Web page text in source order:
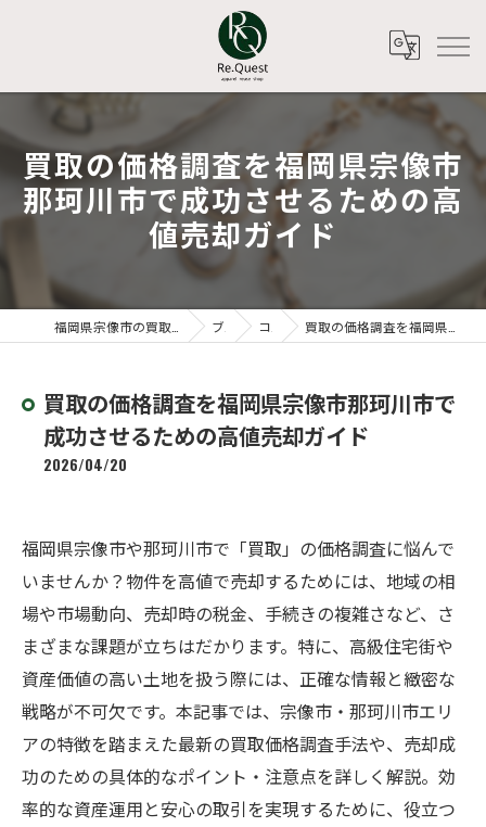
買取の価格調査を福岡県宗像市
那珂川市で成功させるための高
値売却ガイド
ブログ コラム 買取の価格調査を福岡県宗像市那珂川市で成功させるための高値売却ガイド
買取の価格調査を福岡県宗像市那珂川市で
成功させるための高値売却ガイド
2026/04/20
福岡県宗像市や那珂川市で「買取」の価格調査に悩んで
いませんか？物件を高値で売却するためには、地域の相
場や市場動向、売却時の税金、手続きの複雑さなど、さ
まざまな課題が立ちはだかります。特に、高級住宅街や
資産価値の高い土地を扱う際には、正確な情報と緻密な
戦略が不可欠です。本記事では、宗像市・那珂川市エリ
アの特徴を踏まえた最新の買取価格調査手法や、売却成
功のための具体的なポイント・注意点を詳しく解説。効
率的な資産運用と安心の取引を実現するために、役立つ